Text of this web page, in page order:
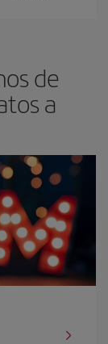
de
a